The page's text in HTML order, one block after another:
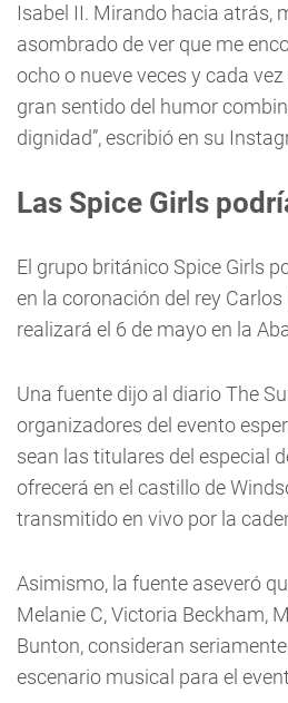
Isabel II. Mirando hacia atrás,
asombrado de ver que me
ocho o nueve veces y cada
gran sentido del humor
dignidad”, escribió en su
Las Spice Girls
El grupo británico Spice Girls
en la coronación del rey Carlos
realizará el 6 de mayo en la
Una fuente dijo al diario The
organizadores del evento
sean las titulares del especial
ofrecerá en el castillo de
transmitido en vivo por la
Asimismo, la fuente aseveró
Melanie C, Victoria Beckham,
Bunton, consideran
escenario musical para el